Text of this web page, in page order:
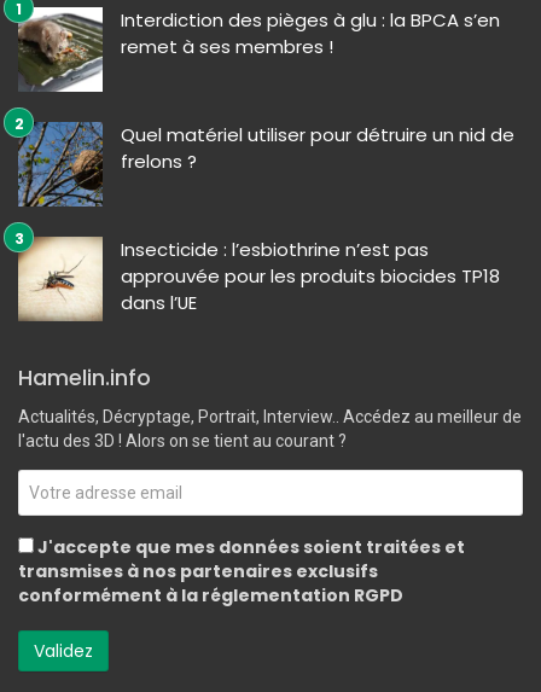
Interdiction des pièges à glu : la BPCA s’en
remet à ses membres !
Quel matériel utiliser pour détruire un nid de
frelons ?
Insecticide : l’esbiothrine n’est pas
approuvée pour les produits biocides TP18
dans l’UE
Hamelin.info
Actualités, Décryptage, Portrait, Interview.. Accédez au meilleur de
l'actu des 3D ! Alors on se tient au courant ?
J'accepte que mes données soient traitées et
transmises à nos partenaires exclusifs
conformément à la réglementation RGPD